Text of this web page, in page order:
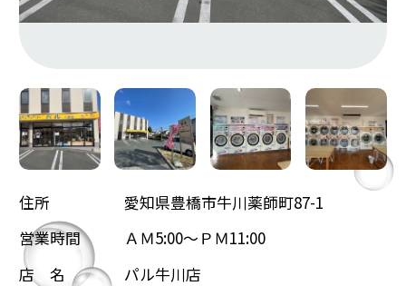
住所
愛知県豊橋市牛川薬師町87-1
営業時間
ＡＭ5:00～ＰＭ11:00
店 名
パル牛川店